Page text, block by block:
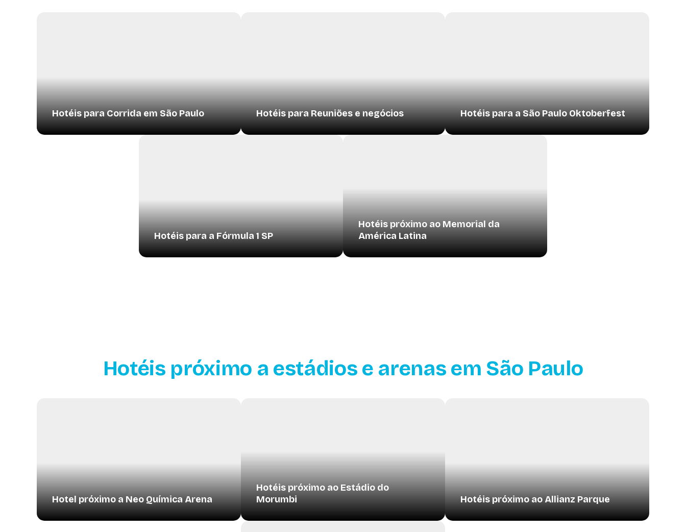
Hotéis para Corrida em São Paulo Hotéis para Reuniões e negócios Hotéis para a São Paulo Oktoberfest
Hotéis para a Fórmula 1 SP
Hotéis próximo ao Memorial da
América Latina
Hotéis próximo a estádios e arenas em São Paulo
Hotel próximo a Neo Química Arena
Hotéis próximo ao Estádio do
Morumbi
Hotéis próximo ao Allianz Parque